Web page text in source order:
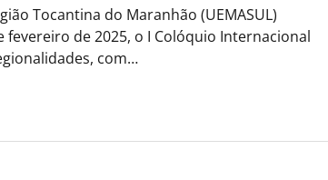
Tocantina do Maranhão (UEMASUL)
fevereiro de 2025, o I Colóquio Internacional
com…